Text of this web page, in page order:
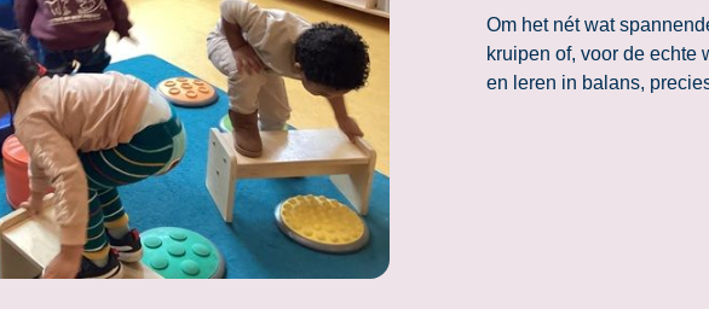
Om het nét wat
kruipen of, voor de echte
en leren in balans,